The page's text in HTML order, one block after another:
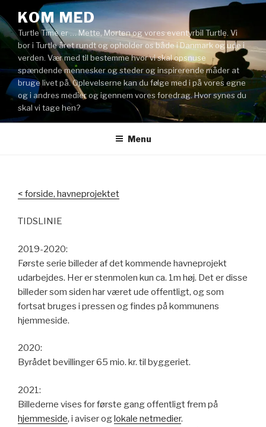
til
indhold
KOM MED
Turtle Time er … Mette, Morten og vores eventyrbil Turtle. Vi
bor i Turtle året rundt og opholder os både i Danmark og ude i
verden. Vær med til bestemme hvor vi skal opsnuse
spændende mennesker og steder og inspirerende måder at
bruge livet på. Oplevelserne kan du følge med i på vores egne
og i andres medier og igennem vores foredrag. Hvor synes du
skal vi tage hen?
Menu
< forside, havneprojektet
TIDSLINIE
2019-2020:
Første serie billeder af det kommende havneprojekt
udarbejdes. Her er stenmolen kun ca. 1m høj. Det er disse
billeder som siden har været ude offentligt, og som
fortsat bruges i pressen og findes på kommunens
hjemmeside.
2020:
Byrådet bevillinger 65 mio. kr. til byggeriet.
2021:
Billederne vises for første gang offentligt frem på
hjemmeside, i aviser oglokale netmedier.